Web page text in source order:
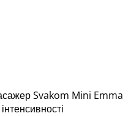
Svakom Mini Emma